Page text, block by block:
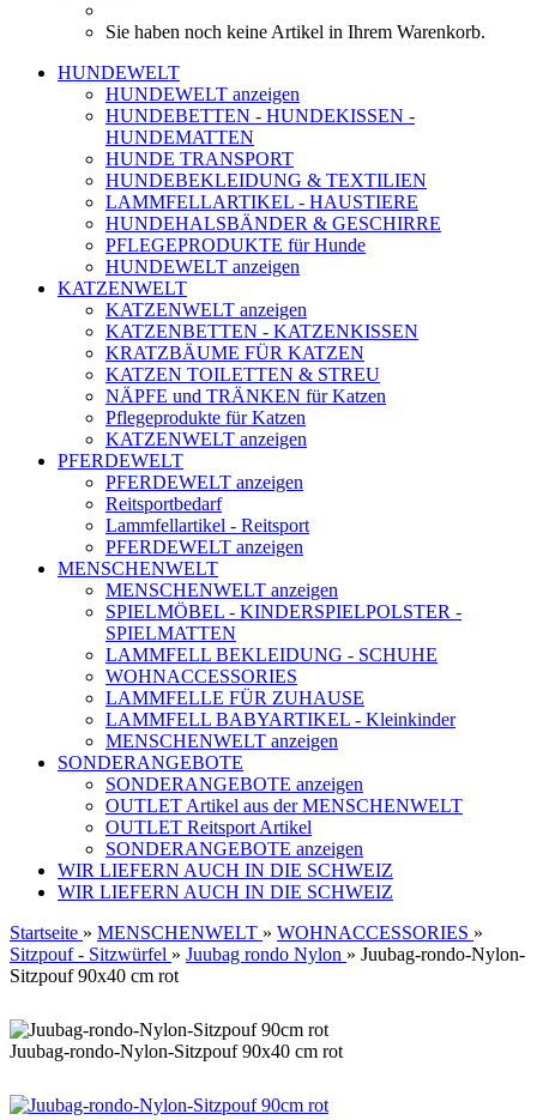
Sie haben noch keine Artikel in Ihrem Warenkorb.
HUNDEWELT
HUNDEWELT anzeigen
HUNDEBETTEN - HUNDEKISSEN -
HUNDEMATTEN
HUNDE TRANSPORT
HUNDEBEKLEIDUNG & TEXTILIEN
LAMMFELLARTIKEL - HAUSTIERE
HUNDEHALSBÄNDER & GESCHIRRE
PFLEGEPRODUKTE für Hunde
HUNDEWELT anzeigen
KATZENWELT
KATZENWELT anzeigen
KATZENBETTEN - KATZENKISSEN
KRATZBÄUME FÜR KATZEN
KATZEN TOILETTEN & STREU
NÄPFE und TRÄNKEN für Katzen
Pflegeprodukte für Katzen
KATZENWELT anzeigen
PFERDEWELT
PFERDEWELT anzeigen
Reitsportbedarf
Lammfellartikel - Reitsport
PFERDEWELT anzeigen
MENSCHENWELT
MENSCHENWELT anzeigen
SPIELMÖBEL - KINDERSPIELPOLSTER -
SPIELMATTEN
LAMMFELL BEKLEIDUNG - SCHUHE
WOHNACCESSORIES
LAMMFELLE FÜR ZUHAUSE
LAMMFELL BABYARTIKEL - Kleinkinder
MENSCHENWELT anzeigen
SONDERANGEBOTE
SONDERANGEBOTE anzeigen
OUTLET Artikel aus der MENSCHENWELT
OUTLET Reitsport Artikel
SONDERANGEBOTE anzeigen
WIR LIEFERN AUCH IN DIE SCHWEIZ
WIR LIEFERN AUCH IN DIE SCHWEIZ
Startseite » MENSCHENWELT » WOHNACCESSORIES »
Sitzpouf - Sitzwürfel » Juubag rondo Nylon » Juubag-rondo-Nylon-
Sitzpouf 90x40 cm rot
Juubag-rondo-Nylon-Sitzpouf 90x40 cm rot